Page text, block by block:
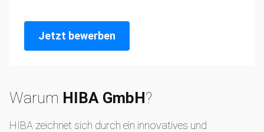
Jetzt bewerben
Warum HIBA GmbH?
HIBA zeichnet sich durch ein innovatives und